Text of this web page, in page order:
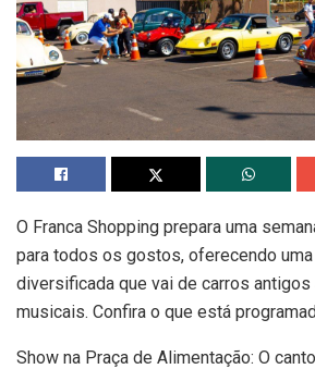
O Franca Shopping prepara uma
para todos os gostos, oferecendo
diversificada que vai de carros
musicais. Confira o que está
Show na Praça de Alimentação: O